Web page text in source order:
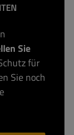
Sie
für
Sie noch